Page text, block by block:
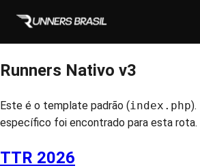
Runners Nativo v3
Este é o template padrão (index.php).
específico foi encontrado para esta rota.
TTR 2026